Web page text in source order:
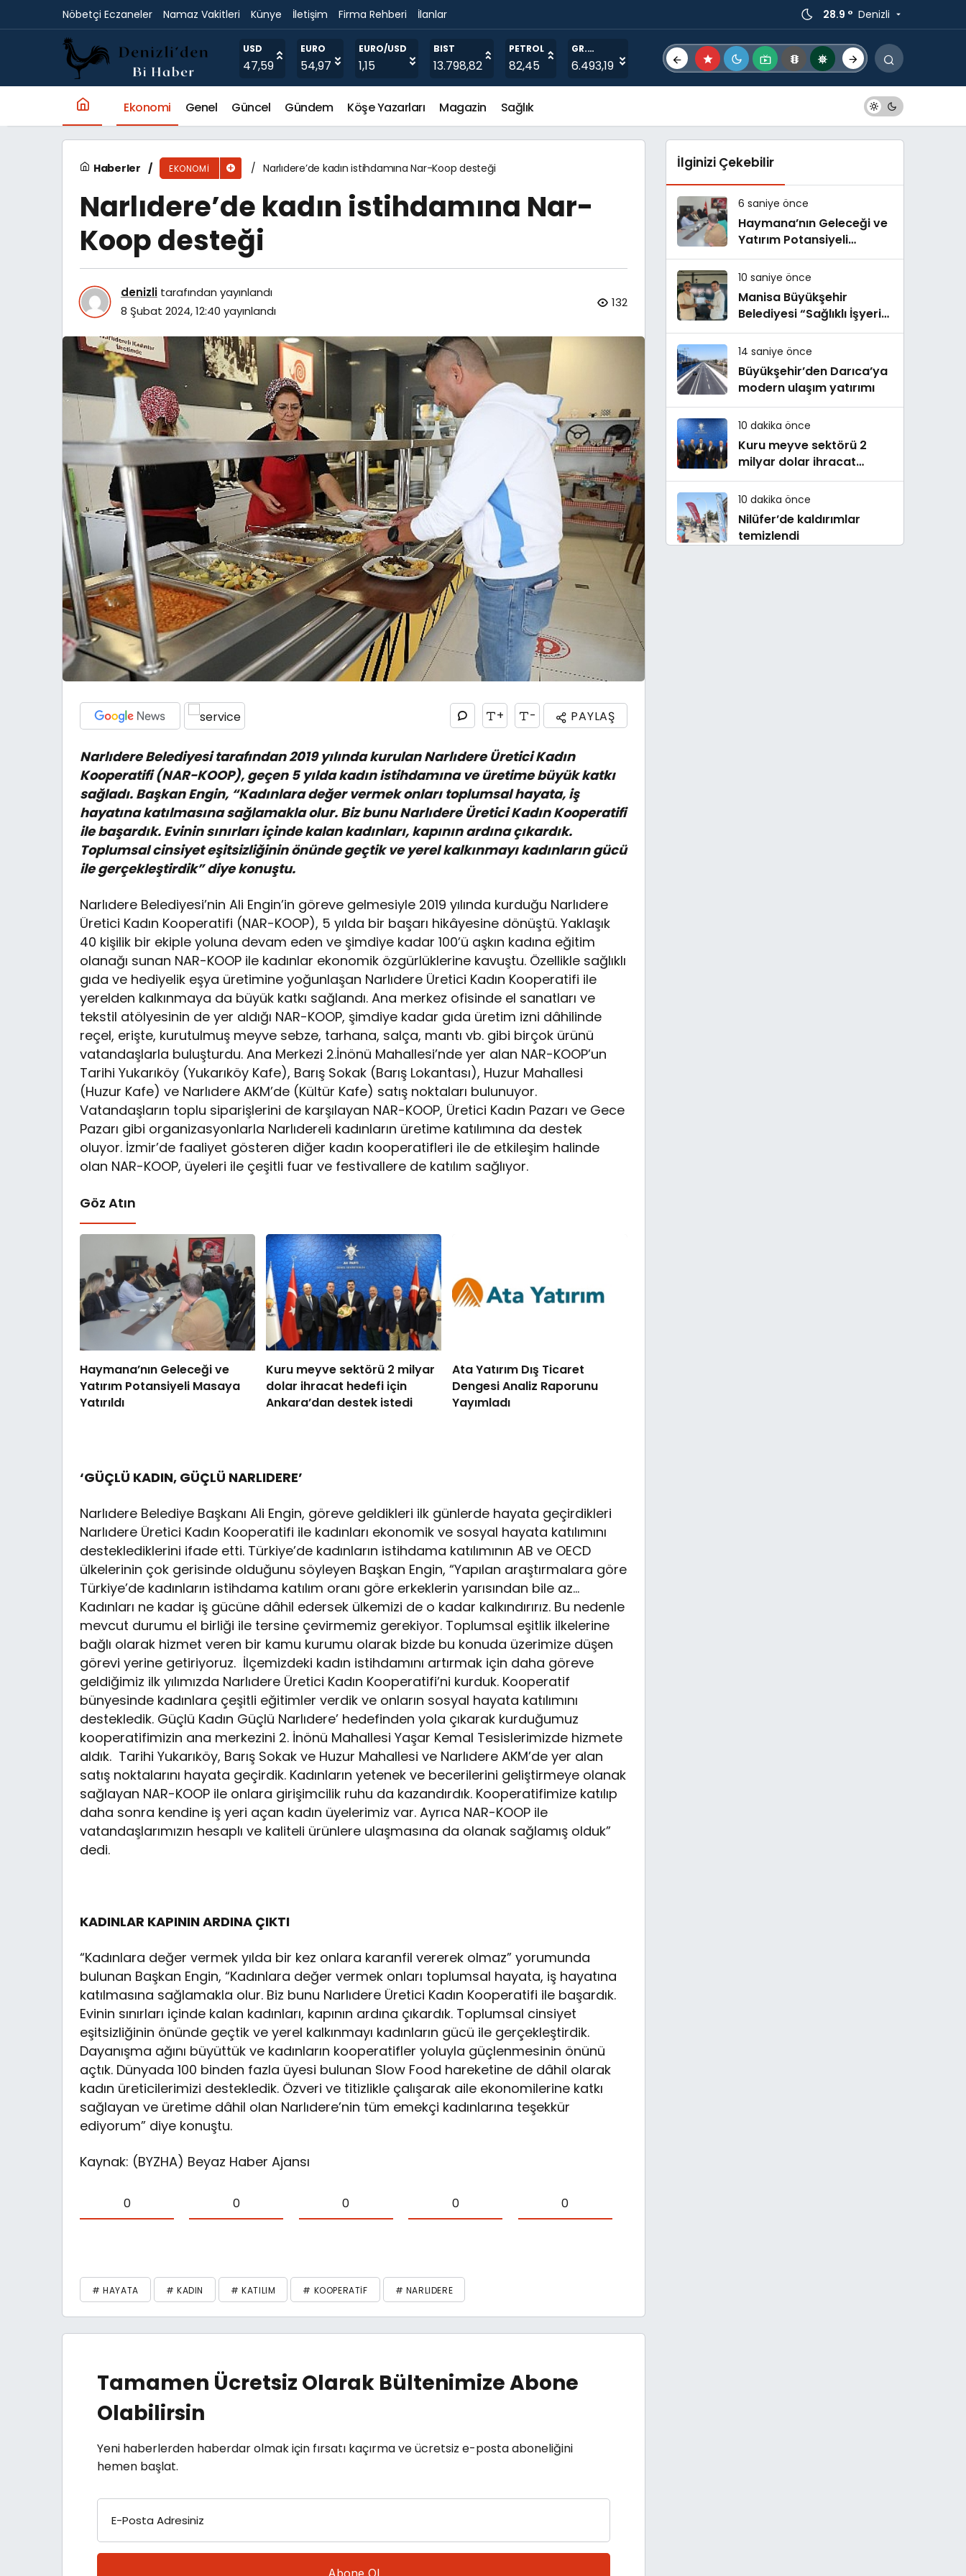
Nöbetçi Eczaneler Namaz Vakitleri Künye İletişim Firma Rehberi İlanlar 28.9 ° Denizli
USD
47,59
EURO
54,97
EURO/USD
1,15
BIST
13.798,82
PETROL
82,45
GR.
ALTIN
6.493,19
Ekonomi Genel Güncel Gündem Köşe Yazarları Magazin Sağlık
Haberler EKONOMI Narlıdere’de kadın istihdamına Nar-Koop desteği
Narlıdere’de kadın istihdamına Nar-
Koop desteği
denizli tarafından yayınlandı
8 Şubat 2024, 12:40 yayınlandı
132
+ - PAYLAŞ
Narlıdere Belediyesi tarafından 2019 yılında kurulan Narlıdere Üretici Kadın
Kooperatifi (NAR-KOOP), geçen 5 yılda kadın istihdamına ve üretime büyük katkı
sağladı. Başkan Engin, “Kadınlara değer vermek onları toplumsal hayata, iş
hayatına katılmasına sağlamakla olur. Biz bunu Narlıdere Üretici Kadın Kooperatifi
ile başardık. Evinin sınırları içinde kalan kadınları, kapının ardına çıkardık.
Toplumsal cinsiyet eşitsizliğinin önünde geçtik ve yerel kalkınmayı kadınların gücü
ile gerçekleştirdik” diye konuştu.
Narlıdere Belediyesi’nin Ali Engin’in göreve gelmesiyle 2019 yılında kurduğu Narlıdere
Üretici Kadın Kooperatifi (NAR-KOOP), 5 yılda bir başarı hikâyesine dönüştü. Yaklaşık
40 kişilik bir ekiple yoluna devam eden ve şimdiye kadar 100’ü aşkın kadına eğitim
olanağı sunan NAR-KOOP ile kadınlar ekonomik özgürlüklerine kavuştu. Özellikle sağlıklı
gıda ve hediyelik eşya üretimine yoğunlaşan Narlıdere Üretici Kadın Kooperatifi ile
yerelden kalkınmaya da büyük katkı sağlandı. Ana merkez ofisinde el sanatları ve
tekstil atölyesinin de yer aldığı NAR-KOOP, şimdiye kadar gıda üretim izni dâhilinde
reçel, erişte, kurutulmuş meyve sebze, tarhana, salça, mantı vb. gibi birçok ürünü
vatandaşlarla buluşturdu. Ana Merkezi 2.İnönü Mahallesi’nde yer alan NAR-KOOP’un
Tarihi Yukarıköy (Yukarıköy Kafe), Barış Sokak (Barış Lokantası), Huzur Mahallesi
(Huzur Kafe) ve Narlıdere AKM’de (Kültür Kafe) satış noktaları bulunuyor.
Vatandaşların toplu siparişlerini de karşılayan NAR-KOOP, Üretici Kadın Pazarı ve Gece
Pazarı gibi organizasyonlarla Narlıdereli kadınların üretime katılımına da destek
oluyor. İzmir’de faaliyet gösteren diğer kadın kooperatifleri ile de etkileşim halinde
olan NAR-KOOP, üyeleri ile çeşitli fuar ve festivallere de katılım sağlıyor.
Göz Atın
Haymana’nın Geleceği ve
Yatırım Potansiyeli Masaya
Yatırıldı
Kuru meyve sektörü 2 milyar
dolar ihracat hedefi için
Ankara’dan destek istedi
Ata Yatırım Dış Ticaret
Dengesi Analiz Raporunu
Yayımladı
‘GÜÇLÜ KADIN, GÜÇLÜ NARLIDERE’
Narlıdere Belediye Başkanı Ali Engin, göreve geldikleri ilk günlerde hayata geçirdikleri
Narlıdere Üretici Kadın Kooperatifi ile kadınları ekonomik ve sosyal hayata katılımını
desteklediklerini ifade etti. Türkiye’de kadınların istihdama katılımının AB ve OECD
ülkelerinin çok gerisinde olduğunu söyleyen Başkan Engin, “Yapılan araştırmalara göre
Türkiye’de kadınların istihdama katılım oranı göre erkeklerin yarısından bile az…
Kadınları ne kadar iş gücüne dâhil edersek ülkemizi de o kadar kalkındırırız. Bu nedenle
mevcut durumu el birliği ile tersine çevirmemiz gerekiyor. Toplumsal eşitlik ilkelerine
bağlı olarak hizmet veren bir kamu kurumu olarak bizde bu konuda üzerimize düşen
görevi yerine getiriyoruz. İlçemizdeki kadın istihdamını artırmak için daha göreve
geldiğimiz ilk yılımızda Narlıdere Üretici Kadın Kooperatifi’ni kurduk. Kooperatif
bünyesinde kadınlara çeşitli eğitimler verdik ve onların sosyal hayata katılımını
destekledik. Güçlü Kadın Güçlü Narlıdere’ hedefinden yola çıkarak kurduğumuz
kooperatifimizin ana merkezini 2. İnönü Mahallesi Yaşar Kemal Tesislerimizde hizmete
aldık. Tarihi Yukarıköy, Barış Sokak ve Huzur Mahallesi ve Narlıdere AKM’de yer alan
satış noktalarını hayata geçirdik. Kadınların yetenek ve becerilerini geliştirmeye olanak
sağlayan NAR-KOOP ile onlara girişimcilik ruhu da kazandırdık. Kooperatifimize katılıp
daha sonra kendine iş yeri açan kadın üyelerimiz var. Ayrıca NAR-KOOP ile
vatandaşlarımızın hesaplı ve kaliteli ürünlere ulaşmasına da olanak sağlamış olduk”
dedi.
KADINLAR KAPININ ARDINA ÇIKTI
“Kadınlara değer vermek yılda bir kez onlara karanfil vererek olmaz” yorumunda
bulunan Başkan Engin, “Kadınlara değer vermek onları toplumsal hayata, iş hayatına
katılmasına sağlamakla olur. Biz bunu Narlıdere Üretici Kadın Kooperatifi ile başardık.
Evinin sınırları içinde kalan kadınları, kapının ardına çıkardık. Toplumsal cinsiyet
eşitsizliğinin önünde geçtik ve yerel kalkınmayı kadınların gücü ile gerçekleştirdik.
Dayanışma ağını büyüttük ve kadınların kooperatifler yoluyla güçlenmesinin önünü
açtık. Dünyada 100 binden fazla üyesi bulunan Slow Food hareketine de dâhil olarak
kadın üreticilerimizi destekledik. Özveri ve titizlikle çalışarak aile ekonomilerine katkı
sağlayan ve üretime dâhil olan Narlıdere’nin tüm emekçi kadınlarına teşekkür
ediyorum” diye konuştu.
Kaynak: (BYZHA) Beyaz Haber Ajansı
0 0 0 0 0
# HAYATA # KADIN # KATILIM # KOOPERATIF # NARLIDERE
Tamamen Ücretsiz Olarak Bültenimize Abone
Olabilirsin
Yeni haberlerden haberdar olmak için fırsatı kaçırma ve ücretsiz e-posta aboneliğini
hemen başlat.
E-Posta Adresiniz
İlginizi Çekebilir
6 saniye önce
Haymana’nın Geleceği ve
Yatırım Potansiyeli
Masaya Yatırıldı
10 saniye önce
Manisa Büyükşehir
Belediyesi “Sağlıklı İşyeri”
Sertifikasını Aldı
14 saniye önce
Büyükşehir’den Darıca’ya
modern ulaşım yatırımı
10 dakika önce
Kuru meyve sektörü 2
milyar dolar ihracat
hedefi için Ankara’dan
destek istedi
10 dakika önce
Nilüfer’de kaldırımlar
temizlendi
Dünyada Devrim Niteliğinde Bir İlk: Cocobiotic / Probiotics in Oil ( Faydalı yağlarda mikroorganizma taşınma sistemleri )